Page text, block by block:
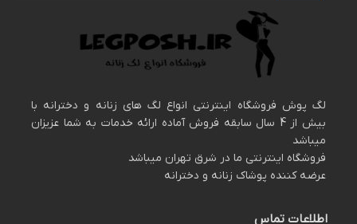
لگ پوش فروشگاه اینترنتی انواع لگ های زنانه و دخترانه با
بیش از 4 سال سابقه فروش آماده ارائه خدمات به شما عزیزان
میباشد
فروشگاه اینترنتی ما در شرق تهران میباشد
عرضه کننده پوشاک زنانه و دخترانه
اطلاعات تماس